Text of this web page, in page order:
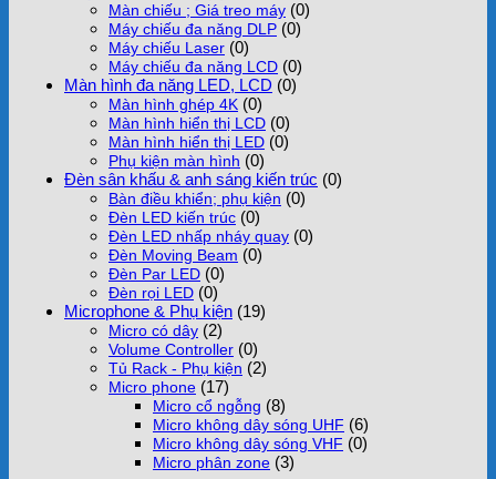
Màn chiếu ; Giá treo máy (0)
Máy chiếu đa năng DLP (0)
Máy chiếu Laser (0)
Máy chiếu đa năng LCD (0)
Màn hình đa năng LED, LCD (0)
Màn hình ghép 4K (0)
Màn hình hiển thị LCD (0)
Màn hình hiển thị LED (0)
Phụ kiện màn hình (0)
Đèn sân khấu & anh sáng kiến trúc (0)
Bàn điều khiển; phụ kiện (0)
Đèn LED kiến trúc (0)
Đèn LED nhấp nháy quay (0)
Đèn Moving Beam (0)
Đèn Par LED (0)
Đèn rọi LED (0)
Microphone & Phụ kiện (19)
Micro có dây (2)
Volume Controller (0)
Tủ Rack - Phụ kiện (2)
Micro phone (17)
Micro cổ ngỗng (8)
Micro không dây sóng UHF (6)
Micro không dây sóng VHF (0)
Micro phân zone (3)